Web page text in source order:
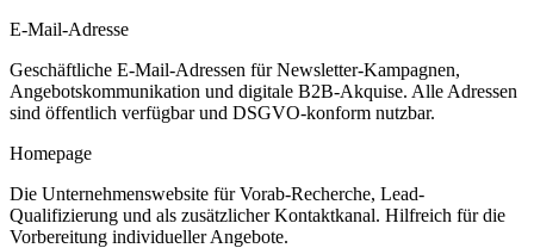
E-Mail-Adresse
Geschäftliche E-Mail-Adressen für Newsletter-Kampagnen,
Angebotskommunikation und digitale B2B-Akquise. Alle Adressen
sind öffentlich verfügbar und DSGVO-konform nutzbar.
Homepage
Die Unternehmenswebsite für Vorab-Recherche, Lead-
Qualifizierung und als zusätzlicher Kontaktkanal. Hilfreich für die
Vorbereitung individueller Angebote.